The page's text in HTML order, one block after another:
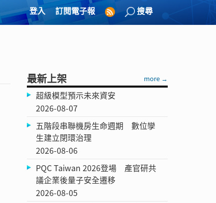
登入 訂閱電子報 搜尋
最新上架 more →
超級模型預示未來資安
2026-08-07
五階段串聯機房生命週期 數位孿
生建立閉環治理
2026-08-06
PQC Taiwan 2026登場 產官研共
議企業後量子安全遷移
2026-08-05